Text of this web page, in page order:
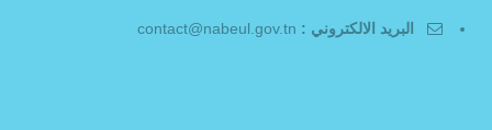
البريد الالكتروني :